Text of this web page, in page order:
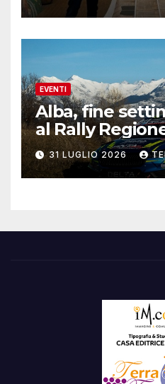
EVENTI
Alba, fine
al Rally
31 LUGLIO 2026